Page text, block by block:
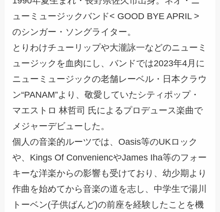
ューミュージックバンド< GOOD BYE APRIL >
のシンガー・ソングライター。
とりわけチューリップや大瀧詠一などのニューミ
ュージックを血肉にし、バンドでは2023年4月に
ニューミュージックの老舗レーベル・日本クラウ
ン“PANAM”より、敬愛していたシティポップ・
マエストロ 林哲司 氏によるプロデュース楽曲で
メジャーデビューした。
個人の音楽的ルーツでは、Oasis等のUKロック
や、Kings Of ConveniencやJames Iha等のフォー
キーな洋楽からの影響も受けており、幼少期より
作曲を始めてから音楽の道を志し、中学生で湯川
トーベン(子供ばんど)の前座を経験したことを機